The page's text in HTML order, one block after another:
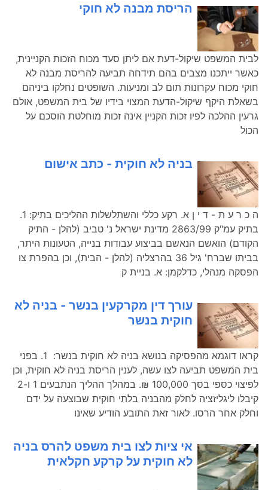
הריסת מבנה לא חוקי
לבית המשפט שיקול-דעת אם ליתן סעד מכוח הזכות הקניינית,
כאשר ייתכנו מצבים בהם תידחה תביעה להריסת מבנה לא
חוקי מכוח עקרונות תום לב ומניעות. השופטים נחלקו ביניהם
בשאלת היקף שיקול-הדעת המצוי בידיו של בית המשפט, אולם
גרעין ההלכה לפיו זכות הקניין אינה זכות מוחלטת הוסכם על
הכול
בניה לא חוקית - כתב אישום
ה כ ר ע ת - ד י ן א. רקע כללי והשתלשלות ההליכים בתיק: 1.
בתיק עמ"ק 2863/99 מדינת ישראל נ' טביב (להלן - התיק
הקודם) הואשם הנאשם בביצוע עבודות בנייה, הטעונות היתר,
בביתו שברח' גיל 36 בהרצליה (להלן - הבית), וכן בהפרת צו
הפסקה מנהלי, כדלקמן: א. בניית ק
עורך דין מקרקעין בנשר - בניה לא
חוקית בנשר
קראו דוגמא מהפסיקה בנושא בניה לא חוקית בנשר: 1. בפני
בית המשפט תביעה לצו עשה, לענין הריסת בניה לא חוקית, וכן
לפיצוי כספי בסך 100,000 ₪. במהלך ההליך הנתבעים 1 ו-2
קיבלו ליגליזציה לחלק מהבניה בלתי חוקית שבוצעה על ידם
וחלק אחר הרסו. לאור זאת התובע הודיע שאינו
אי ציות לצו בית משפט להרס בניה
לא חוקית על קרקע חקלאית